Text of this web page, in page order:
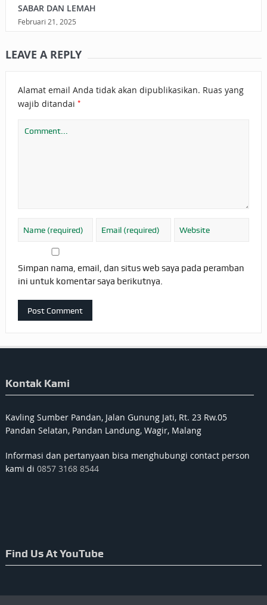
SABAR DAN LEMAH
Februari 21, 2025
LEAVE A REPLY
Alamat email Anda tidak akan dipublikasikan. Ruas yang
wajib ditandai *
Simpan nama, email, dan situs web saya pada peramban
ini untuk komentar saya berikutnya.
Kontak Kami
Kavling Sumber Pandan, Jalan Gunung Jati, Rt. 23 Rw.05
Pandan Selatan, Pandan Landung, Wagir, Malang
Informasi dan pertanyaan bisa menghubungi contact person
kami di 0857 3168 8544
Find Us At YouTube